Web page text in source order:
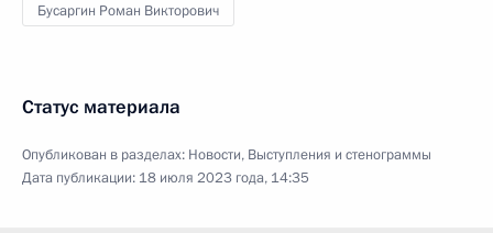
Бусаргин Роман Викторович
Статус материала
Опубликован в разделах: Новости, Выступления и стенограммы
Дата публикации: 18 июля 2023 года, 14:35